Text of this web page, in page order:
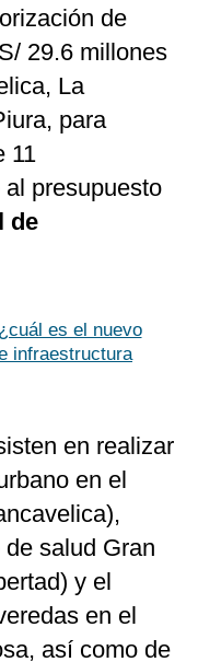
de
29.6 millones
La
para
11
presupuesto
de
es el nuevo
infraestructura
en realizar
en el
salud Gran
y el
en el
así como de